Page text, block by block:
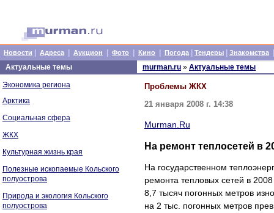
Новости Адреса Аукцион Фото Кино Погода Тендеры Знакомства
Актуальные темы
Экономика региона
Арктика
Социальная сфера
ЖКХ
Культурная жизнь края
Полезные ископаемые Кольского
полуострова
Природа и экология Кольского
полуострова
murman.ru » Актуальные темы
Проблемы ЖКХ
21 января 2008 г. 14:38
Murman.Ru
На ремонт теплосетей в
На государственном
ремонта тепловых сетей в
8,7 тысяч погонных метров
на 2 тыс. погонных метров